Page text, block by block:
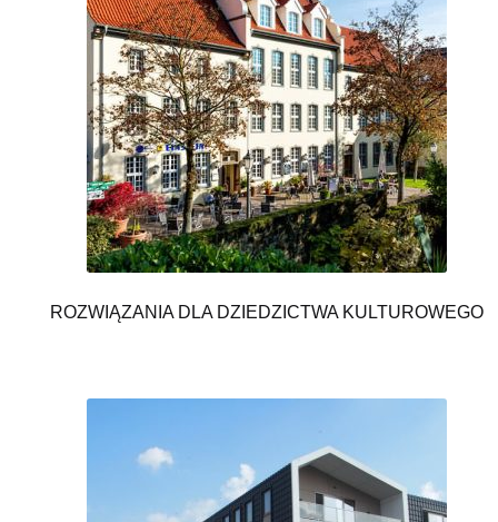
ROZWIĄZANIA DLA DZIEDZICTWA KULTUROWEGO